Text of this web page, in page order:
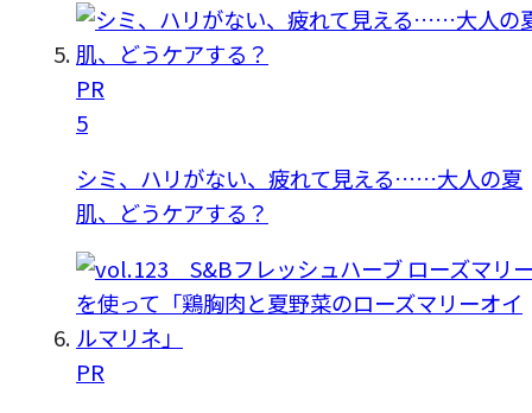
PR
5
シミ、ハリがない、疲れて見える……大人の夏
肌、どうケアする？
PR